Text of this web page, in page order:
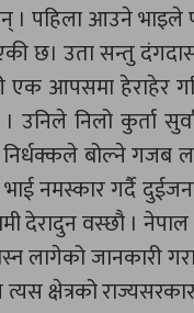
। पहिला आउने
छ। उता सन्तु
एक आपसमा हेराहेर
निलो कुर्ता
बोल्ने गजब
नमस्कार गर्दै
देरादुन वस्छौ ।
लागेको जानकारी
क्षेत्रको